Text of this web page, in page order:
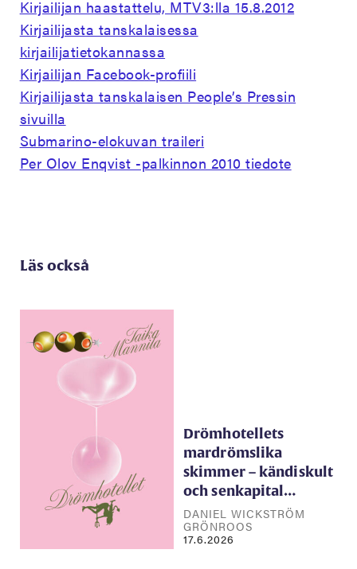
Kirjailijan haastattelu, MTV3:lla 15.8.2012
Kirjailijasta tanskalaisessa
kirjailijatietokannassa
Kirjailijan Facebook-profiili
Kirjailijasta tanskalaisen People’s Pressin
sivuilla
Submarino-elokuvan traileri
Per Olov Enqvist -palkinnon 2010 tiedote
Läs också
Drömhotellets
mardrömslika
skimmer – kändiskult
och senkapital…
DANIEL WICKSTRÖM
GRÖNROOS
17.6.2026